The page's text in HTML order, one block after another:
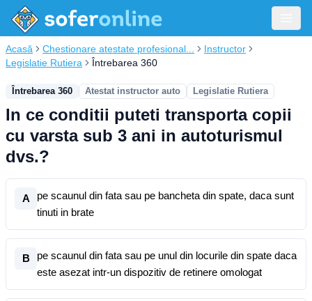
Acasă Chestionare atestate profesional...
Instructor
Legislatie Rutiera
Întrebarea 360
Întrebarea 360 Atestat instructor auto Legislatie Rutiera
In ce conditii puteti transporta copii
cu varsta sub 3 ani in autoturismul
dvs.?
A
pe scaunul din fata sau pe bancheta din spate, daca sunt
tinuti in brate
B
pe scaunul din fata sau pe unul din locurile din spate daca
este asezat intr-un dispozitiv de retinere omologat